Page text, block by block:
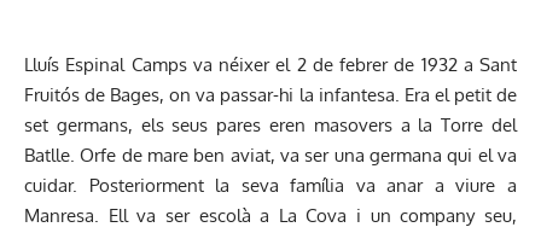
Lluís Espinal Camps va néixer el 2 de febrer de 1932 a Sant
Fruitós de Bages, on va passar-hi la infantesa. Era el petit de
set germans, els seus pares eren masovers a la Torre del
Batlle. Orfe de mare ben aviat, va ser una germana qui el va
cuidar. Posteriorment la seva família va anar a viure a
Manresa. Ell va ser escolà a La Cova i un company seu,